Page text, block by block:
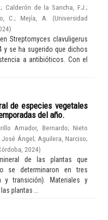
; Calderón de la Sancha, F.J.;
C.;Mejía, A. (Universidad
)
Streptomyces clavuligerus
y se ha sugerido que dichos
a antibióticos. Con el
de especies vegetales
del año.
Amador, Bernardo;Nieto
Ángel; Aguilera, Narciso;
2024)
de las plantas que
se determinaron en tres
y transición). Materiales y
plantas ...